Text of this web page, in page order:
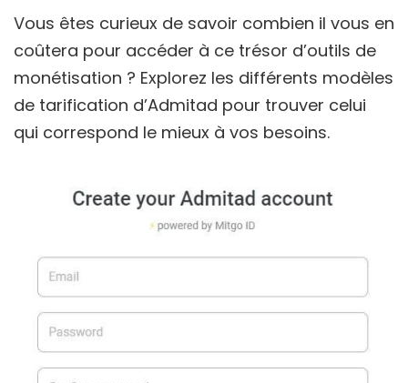
Vous êtes curieux de savoir combien il vous en
coûtera pour accéder à ce trésor d’outils de
monétisation ? Explorez les différents modèles
de tarification d’Admitad pour trouver celui
qui correspond le mieux à vos besoins.